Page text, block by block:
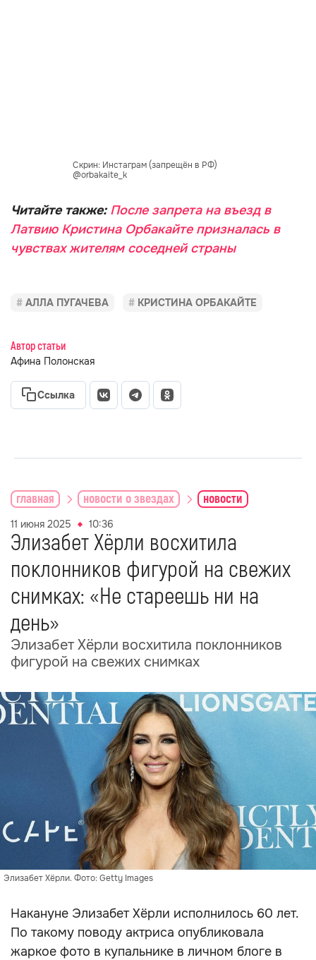
Скрин: Инстаграм (запрещён в РФ)
@orbakaite_k
Читайте также: После запрета на въезд в
Латвию Кристина Орбакайте призналась в
чувствах жителям соседней страны
АЛЛА ПУГАЧЕВА КРИСТИНА ОРБАКАЙТЕ
Автор статьи
Афина Полонская
Ссылка
главная новости о звездах новости
11 июня 2025 10:36
Элизабет Хёрли восхитила
поклонников фигурой на свежих
снимках: «Не стареешь ни на
день»
Элизабет Хёрли восхитила поклонников
фигурой на свежих снимках
Элизабет Хёрли. Фото: Getty Images
Накануне Элизабет Хёрли исполнилось 60 лет.
По такому поводу актриса опубликовала
жаркое фото в купальнике в личном блоге в